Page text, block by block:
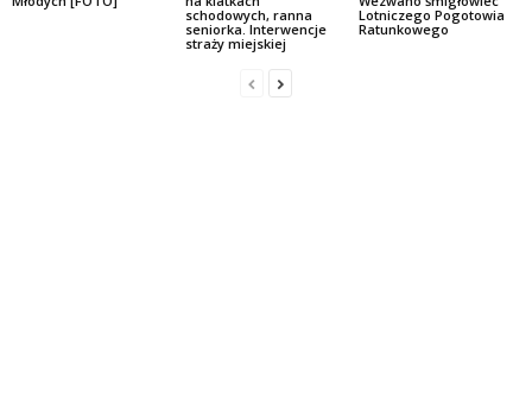
schodowych, ranna
seniorka. Interwencje
straży miejskiej
Lotniczego Pogotowia
Ratunkowego